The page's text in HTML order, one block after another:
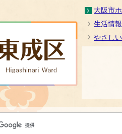
大阪市
生活情報
やさし